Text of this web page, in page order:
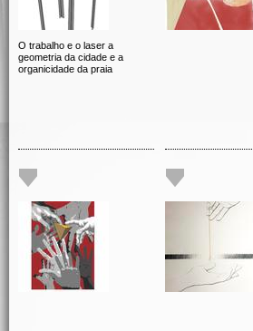
O trabalho e o laser a
geometria da cidade e a
organicidade da praia